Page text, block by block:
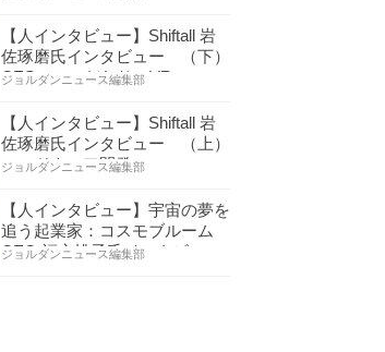
【人インタビュー】Shiftall 岩
佐琢磨氏インタビュー （下）
CESへのこだわり VR…
ジョルダンニュース編集部
【人インタビュー】Shiftall 岩
佐琢磨氏インタビュー （上）
ハードウェア開発へ…
ジョルダンニュース編集部
【人インタビュー】宇宙の夢を
追う起業家：コスモブルーム
CEO 福永桃子氏インタビ…
ジョルダンニュース編集部